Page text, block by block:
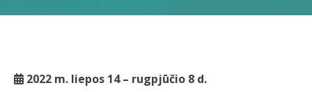
2022 m. liepos 14 – rugpjūčio 8 d.